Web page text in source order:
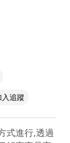
入追蹤
式進行,透過